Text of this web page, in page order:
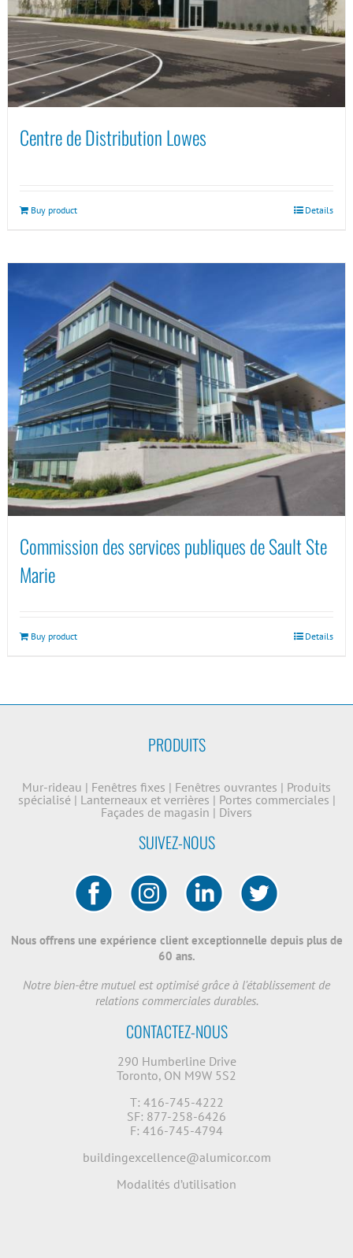
Centre de Distribution Lowes
Buy product Details
Commission des services publiques de Sault Ste
Marie
Buy product Details
PRODUITS
Mur-rideau | Fenêtres fixes | Fenêtres ouvrantes | Produits
spécialisé | Lanterneaux et verrières | Portes commerciales |
Façades de magasin | Divers
SUIVEZ-NOUS
Nous offrens une expérience client exceptionnelle depuis plus de
60 ans.
Notre bien-être mutuel est optimisé grâce à l'établissement de
relations commerciales durables.
CONTACTEZ-NOUS
290 Humberline Drive
Toronto, ON M9W 5S2
T: 416-745-4222
SF: 877-258-6426
F: 416-745-4794
buildingexcellence@alumicor.com
Modalités d’utilisation